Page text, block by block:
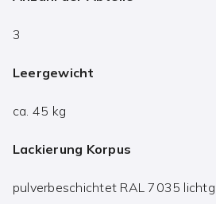
3
Leergewicht
ca. 45 kg
Lackierung Korpus
pulverbeschichtet RAL 7035